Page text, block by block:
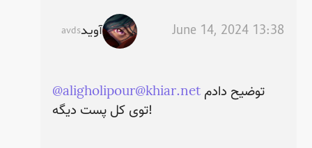
آویدavds June 14, 2024 13:38
@aligholipour@khiar.net
توی کل پست دیگه!